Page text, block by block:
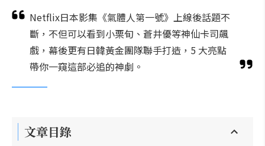
Netflix日本影集《氣體人第一號》上線後話題不
斷，不但可以看到小栗旬、蒼井優等神仙卡司飆
戲，幕後更有日韓黃金團隊聯手打造，5 大亮點
帶你一窺這部必追的神劇。
文章目錄